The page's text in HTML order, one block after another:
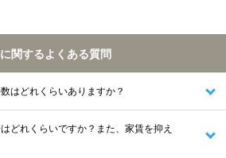
関するよくある質問
はどれくらいありますか？
どれくらいですか？また、家賃を抑え